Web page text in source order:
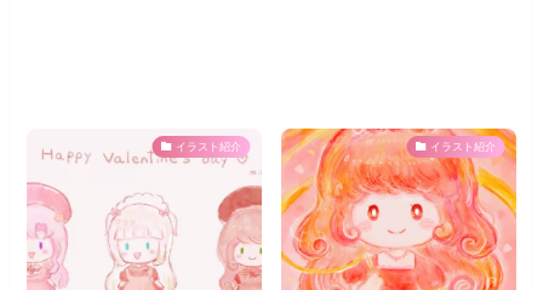
イラスト紹介 イラスト紹介